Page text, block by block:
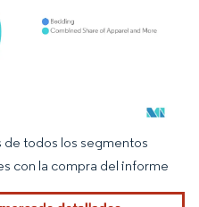
atribución según CC BY 4.0.
todos los segmentos
con la compra del informe